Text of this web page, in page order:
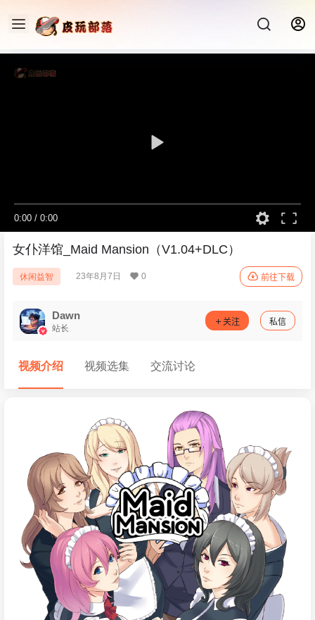
0:00 / 0:00
女仆洋馆_Maid Mansion（V1.04+DLC）
休闲益智 23年8月7日 0 前往下载
Dawn
站长
关注 私信
视频介绍 视频选集 交流讨论